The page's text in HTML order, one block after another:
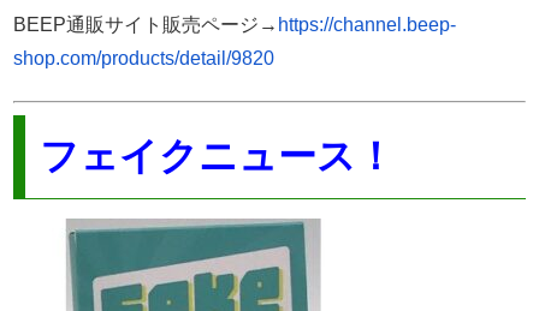
BEEP通販サイト販売ページ→ https://channel.beep-
shop.com/products/detail/9820
フェイクニュース！